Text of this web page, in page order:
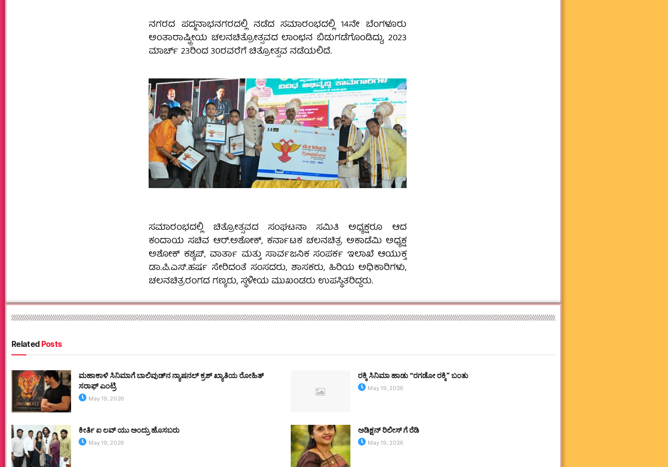
ನಗರದ ಪದ್ಮನಾಭನಗರದಲ್ಲಿ ನಡೆದ ಸಮಾರಂಭದಲ್ಲಿ 14ನೇ ಬೆಂಗಳೂರು
ಅಂತಾರಾಷ್ಟ್ರೀಯ ಚಲನಚಿತ್ರೋತ್ಸವದ ಲಾಂಛನ ಬಿಡುಗಡೆಗೊಂಡಿದ್ದು, 2023
ಮಾರ್ಚ್ 23ರಿಂದ 30ರವರೆಗೆ ಚಿತ್ರೋತ್ಸವ ನಡೆಯಲಿದೆ.
ಸಮಾರಂಭದಲ್ಲಿ ಚಿತ್ರೋತ್ಸವದ ಸಂಘಟನಾ ಸಮಿತಿ ಅಧ್ಯಕ್ಷರೂ ಆದ
ಕಂದಾಯ ಸಚಿವ ಆರ್.ಅಶೋಕ್, ಕರ್ನಾಟಕ ಚಲನಚಿತ್ರ ಅಕಾಡೆಮಿ ಅಧ್ಯಕ್ಷ
ಅಶೋಕ್ ಕಶ್ಯಪ್, ವಾರ್ತಾ ಮತ್ತು ಸಾರ್ವಜನಿಕ ಸಂಪರ್ಕ ಇಲಾಖೆ ಆಯುಕ್ತ
ಡಾ.ಪಿ.ಎಸ್.ಹರ್ಷ ಸೇರಿದಂತೆ ಸಂಸದರು, ಶಾಸಕರು, ಹಿರಿಯ ಅಧಿಕಾರಿಗಳು,
ಚಲನಚಿತ್ರರಂಗದ ಗಣ್ಯರು, ಸ್ಥಳೀಯ ಮುಖಂಡರು ಉಪಸ್ಥಿತರಿದ್ದರು.
RelatedPosts
ಮಹಾಕಾಳಿ ಸಿನಿಮಾಗೆ ಬಾಲಿವುಡ್‌ನ ನ್ಯಾಷನಲ್ ಕ್ರಶ್ ಖ್ಯಾತಿಯ ರೋಹಿತ್
ಸರಾಫ್ ಎಂಟ್ರಿ
May 19, 2026
ರಕ್ಕಿ ಸಿನಿಮಾ ಹಾಡು “ರಗಡೋ ರಕ್ಕಿ” ಬಂತು
May 19, 2026
ಕೀರ್ತಿ ಐ ಲವ್ ಯು ಅಂದ್ರು ಹೊಸಬರು
May 19, 2026
ಅಡಿಕ್ಷನ್ ರಿಲೀಸ್ ಗೆ ರೆಡಿ
May 19, 2026